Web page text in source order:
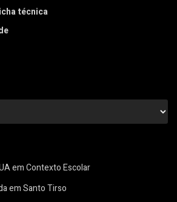
técnica
em Contexto Escolar
em Santo Tirso